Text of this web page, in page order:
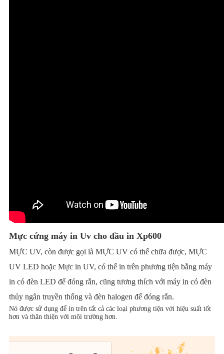
Mực cứng máy in Uv cho đầu in Xp600
MỰC UV, còn được gọi là MỰC UV có thể chữa được, MỰC
UV LED hoặc Mực in UV, có thể in trên phương tiện bằng máy
in có đèn LED để đóng rắn, cũng tương thích với máy in có đèn
thủy ngân truyền thống và đèn halogen để đóng rắn.
Nó được sử dụng để in trên tất cả các loại phương tiện với hiệu suất tốt
hơn và thân thiện với môi trường hơn.